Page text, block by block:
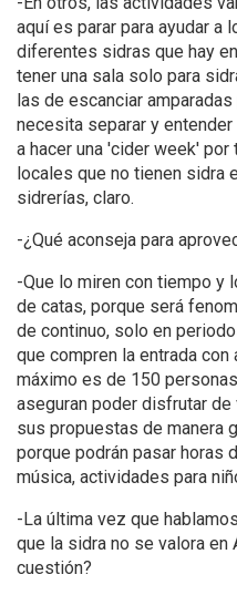
aquí es parar para ayudar a
diferentes sidras que hay
tener una sala solo para
las de escanciar
necesita separar y
a hacer una 'cider week'
locales que no tienen sidra
sidrerías, claro.
-¿Qué aconseja para
-Que lo miren con tiempo y
de catas, porque será
de continuo, solo en
que compren la entrada
máximo es de 150
aseguran poder disfrutar
sus propuestas de manera
porque podrán pasar horas
música, actividades para
-La última vez que
que la sidra no se valora en
cuestión?